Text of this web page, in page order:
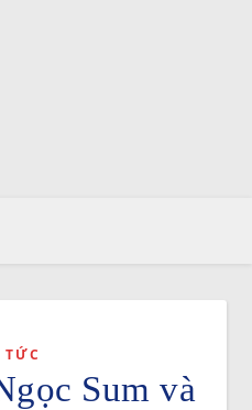
Sum và